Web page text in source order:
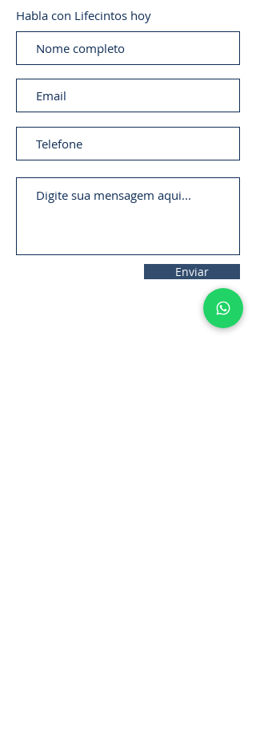
Habla con Lifecintos hoy
Enviar